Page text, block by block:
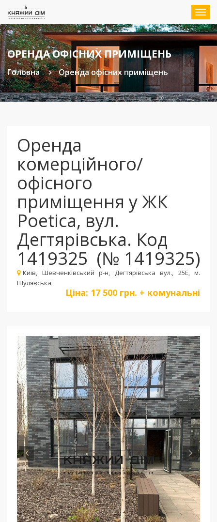
ОРЕНДА ОФІСНИХ ПРИМІЩЕНЬ
Головна Оренда офісних приміщень
Оренда
комерційного/
офісного
приміщення у ЖК
Poetica, вул.
Дегтярівська. Код
1419325 (№ 1419325)
Київ, Шевченкiвський р-н, Дегтярівська вул., 25Е, м.
Шулявська
Ціна: 17 500 грн. + комунальні
Пред